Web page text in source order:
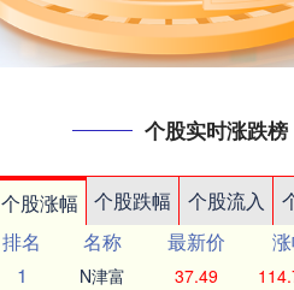
个股实时涨跌榜
个股涨幅 个股跌幅 个股流入
排名
名称 最新价
1
N津富 37.49